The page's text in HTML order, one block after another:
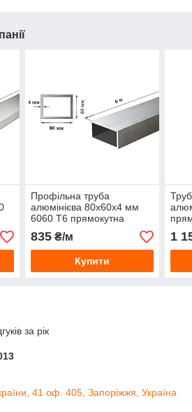
Профільна труба
алюмінієва 80х60х4 мм
6060 Т6 прямокутна
пресована АД31Т
835₴/м
Купити
1
за рік
41 оф. 405, Запоріжжя, Україна